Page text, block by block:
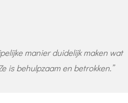
manier duidelijk maken wat
is behulpzaam en betrokken.”